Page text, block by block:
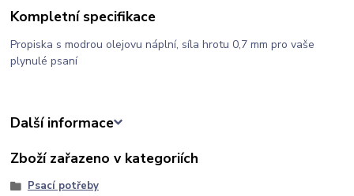
Kompletní specifikace
Propiska s modrou olejovu náplní, síla hrotu 0,7 mm pro vaše
plynulé psaní
Další informace
Zboží zařazeno v kategoriích
Psací potřeby